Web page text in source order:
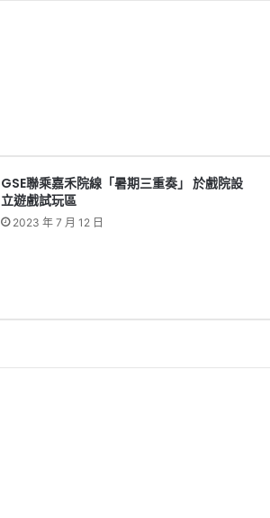
GSE聯乘嘉禾院線「暑期三重奏」 於戲院設
立遊戲試玩區
2023 年 7 月 12 日